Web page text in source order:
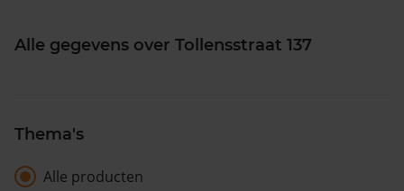
Alle gegevens over Tollensstraat 137
Thema's
Alle producten